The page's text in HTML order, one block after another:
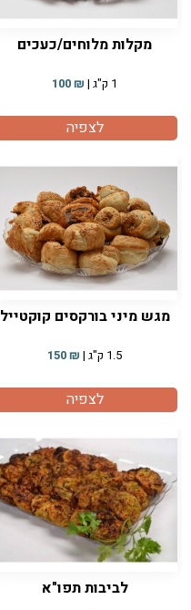
מקלות מלוחים/כעכים
1 ק"ג | ₪
100
לצפיה
מגש מיני בורקסים קוקטייל
1.5 ק"ג | ₪
150
לצפיה
לביבות תפו"א